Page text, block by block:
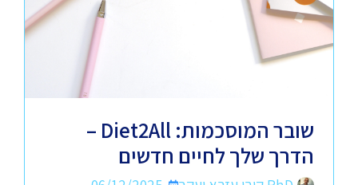
שובר המוסכמות: Diet2All –
הדרך שלך לחיים חדשים